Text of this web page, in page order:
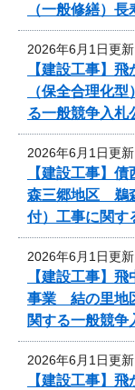
（一般修繕）
2026年6月1日更新
【建設工事】
（保全合理化
る一般競争入札
2026年6月1日更新
【建設工事】
森三郷地区 鵜
付）工事に関す
2026年6月1日更新
【建設工事】
事業 結の里地
関する一般競争
2026年6月1日更新
【建設工事】